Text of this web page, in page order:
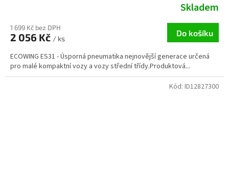
Skladem
1 699 Kč bez DPH
2 056 Kč / ks
Do košíku
ECOWING ES31 - Úsporná pneumatika nejnovější generace určená
pro malé kompaktní vozy a vozy střední třídy.Produktová...
Kód: ID12827300